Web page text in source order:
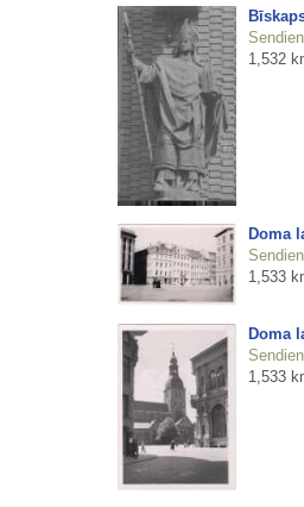
1,532
Doma
1,533
Doma
1,533